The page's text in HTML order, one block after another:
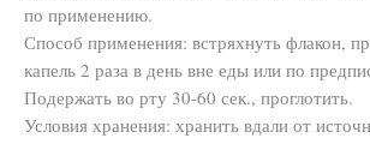
по применению.
Способ применения: встряхнуть флакон,
капель 2 раза в день вне еды или по
Подержать во рту 30-60 сек., проглотить.
Условия хранения: хранить вдали от